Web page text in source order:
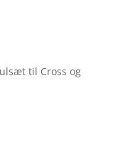
til Cross og